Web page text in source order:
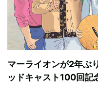
マーライオンが2年
ッドキャスト100回記